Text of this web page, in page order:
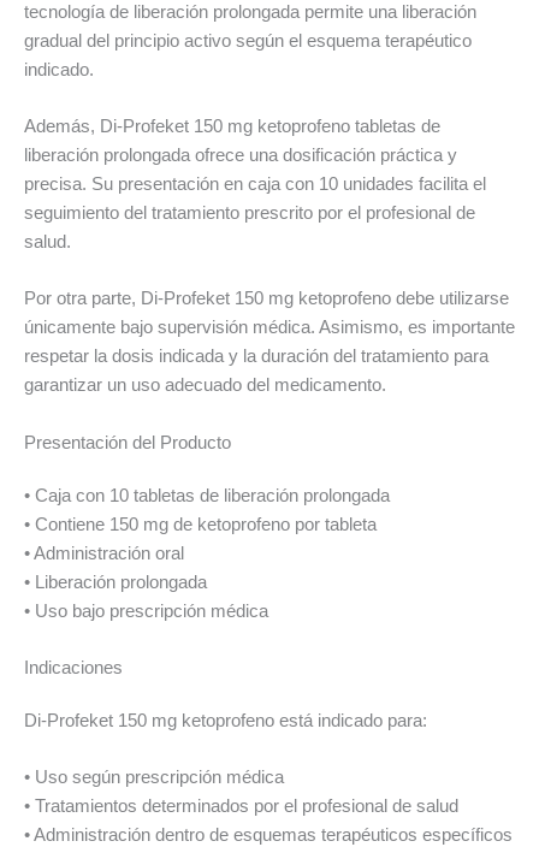
tecnología de liberación prolongada permite una liberación
gradual del principio activo según el esquema terapéutico
indicado.
Además, Di-Profeket 150 mg ketoprofeno tabletas de
liberación prolongada ofrece una dosificación práctica y
precisa. Su presentación en caja con 10 unidades facilita el
seguimiento del tratamiento prescrito por el profesional de
salud.
Por otra parte, Di-Profeket 150 mg ketoprofeno debe utilizarse
únicamente bajo supervisión médica. Asimismo, es importante
respetar la dosis indicada y la duración del tratamiento para
garantizar un uso adecuado del medicamento.
Presentación del Producto
• Caja con 10 tabletas de liberación prolongada
• Contiene 150 mg de ketoprofeno por tableta
• Administración oral
• Liberación prolongada
• Uso bajo prescripción médica
Indicaciones
Di-Profeket 150 mg ketoprofeno está indicado para:
• Uso según prescripción médica
• Tratamientos determinados por el profesional de salud
• Administración dentro de esquemas terapéuticos específicos